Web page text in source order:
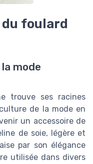
foulard
mode
trouve ses racines
de la mode en
un accessoire de
de soie, légère et
par son élégance
utilisée dans divers